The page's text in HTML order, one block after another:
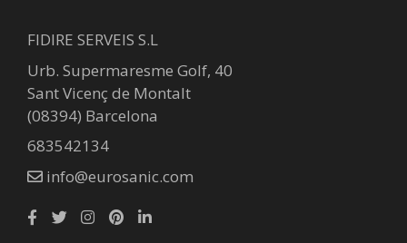
FIDIRE SERVEIS S.L
Urb. Supermaresme Golf, 40
Sant Vicenç de Montalt
(08394) Barcelona
683542134
info@eurosanic.com